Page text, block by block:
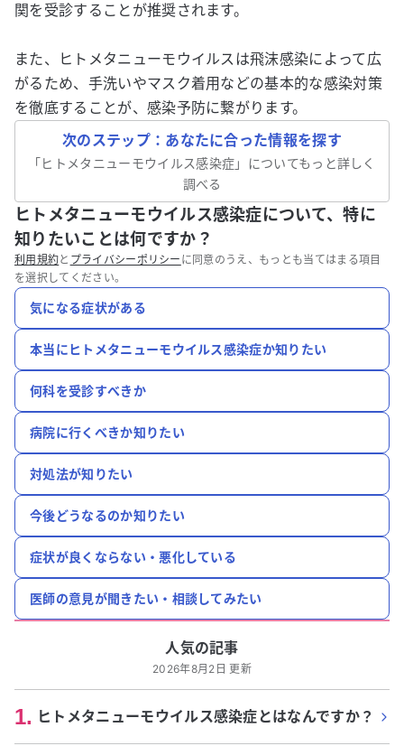
関を受診することが推奨されます。
また、ヒトメタニューモウイルスは飛沫感染によって広
がるため、手洗いやマスク着用などの基本的な感染対策
を徹底することが、感染予防に繋がります。
次のステップ：あなたに合った情報を探す
「ヒトメタニューモウイルス感染症 」についてもっと詳しく
調べる
ヒトメタニューモウイルス感染症について、特に
知りたいことは何ですか？
利用規約と プライバシーポリシー に同意のうえ、もっとも当てはまる項目
を選択してください。
気になる症状がある
本当にヒトメタニューモウイルス感染症か知りたい
何科を受診すべきか
病院に行くべきか知りたい
対処法が知りたい
今後どうなるのか知りたい
症状が良くならない・悪化している
医師の意見が聞きたい・相談してみたい
人気の記事
2026年8月2日 更新
1. ヒトメタニューモウイルス感染症とはなんですか？